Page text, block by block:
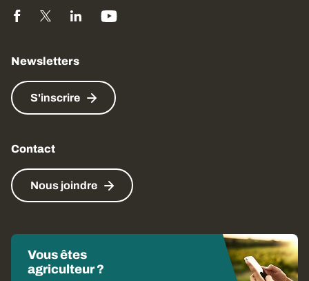
Newsletters
S'inscrire
Contact
Nous joindre
Vous êtes
agriculteur ?